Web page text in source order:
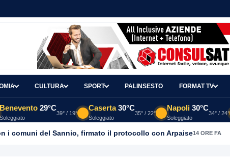
CULTURA SPORT PALINSESTO FORMAT TV
Benevento 29°C
Soleggiato
39° / 19°
Caserta 30°C
Soleggiato
35° / 22°
Napoli 30°C
Soleggiato
34° / 24°
i comuni del Sannio, firmato il protocollo con Arpaise14 ORE FA